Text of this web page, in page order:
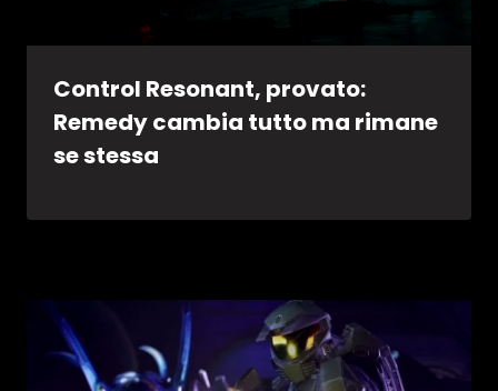
Control Resonant, provato:
Remedy cambia tutto ma rimane
se stessa